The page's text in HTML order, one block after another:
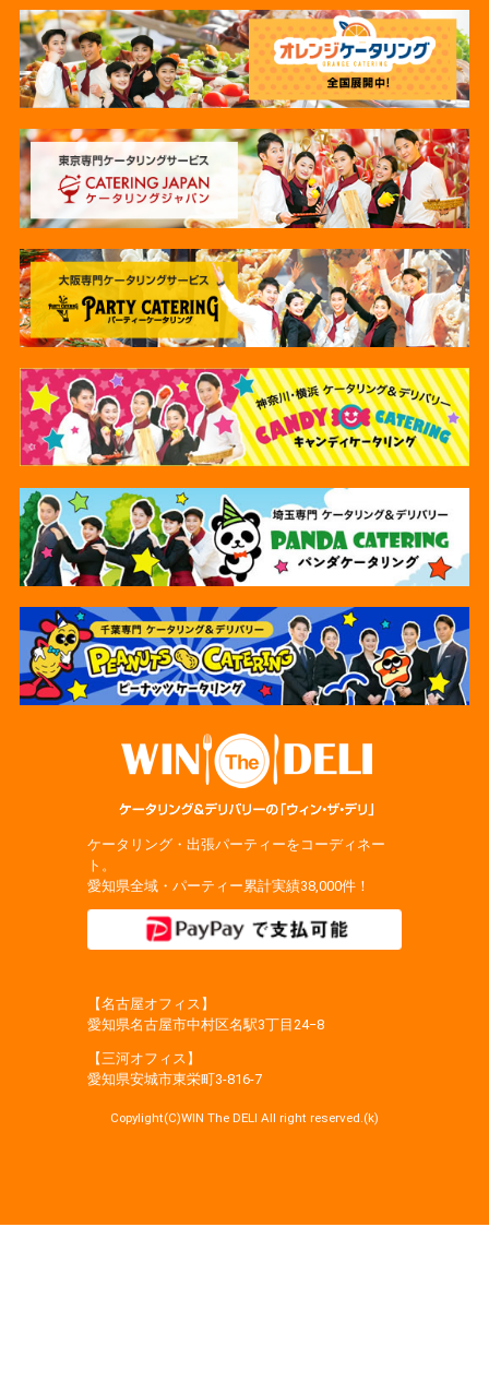
ケータリング・出張パーティーをコーディネー
ト。
愛知県全域・パーティー累計実績38,000件！
【名古屋オフィス】
愛知県名古屋市中村区名駅3丁目24−8
【三河オフィス】
愛知県安城市東栄町3‐816‐7
Copylight(C)WIN The DELI All right reserved.(k)